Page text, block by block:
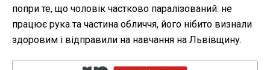
попри те, що чоловік частково паралізований: не
працює рука та частина обличчя, його нібито визнали
здоровим і відправили на навчання на Львівщину.